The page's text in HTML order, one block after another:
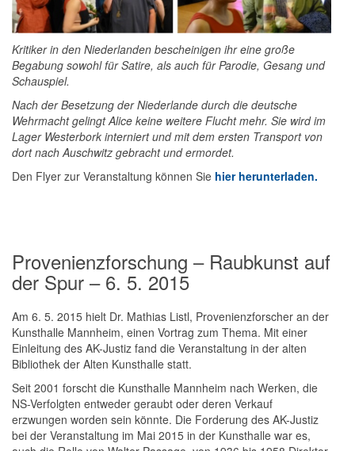
Kritiker in den Niederlanden bescheinigen ihr eine große
Begabung sowohl für Satire, als auch für Parodie, Gesang und
Schauspiel.
Nach der Besetzung der Niederlande durch die deutsche
Wehrmacht gelingt Alice keine weitere Flucht mehr. Sie wird im
Lager Westerbork interniert und mit dem ersten Transport von
dort nach Auschwitz gebracht und ermordet.
Den Flyer zur Veranstaltung können Sie hier herunterladen.
Provenienzforschung – Raubkunst auf
der Spur – 6. 5. 2015
Am 6. 5. 2015 hielt Dr. Mathias Listl, Provenienzforscher an der
Kunsthalle Mannheim, einen Vortrag zum Thema. Mit einer
Einleitung des AK-Justiz fand die Veranstaltung in der alten
Bibliothek der Alten Kunsthalle statt.
Seit 2001 forscht die Kunsthalle Mannheim nach Werken, die
NS-Verfolgten entweder geraubt oder deren Verkauf
erzwungen worden sein könnte. Die Forderung des AK-Justiz
bei der Veranstaltung im Mai 2015 in der Kunsthalle war es,